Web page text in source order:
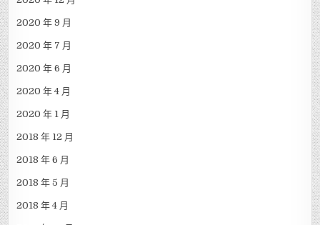
2020 年 9 月
2020 年 7 月
2020 年 6 月
2020 年 4 月
2020 年 1 月
2018 年 12 月
2018 年 6 月
2018 年 5 月
2018 年 4 月